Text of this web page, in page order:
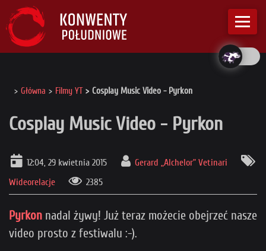
Główna Filmy YT Cosplay Music Video - Pyrkon
Cosplay Music Video - Pyrkon
12:04, 29 kwietnia 2015
Gerard „Alchelor” Vetinari
Wideorelacje
2385
Pyrkon nadal żywy! Już teraz możecie obejrzeć nasze
video prosto z festiwalu :-).